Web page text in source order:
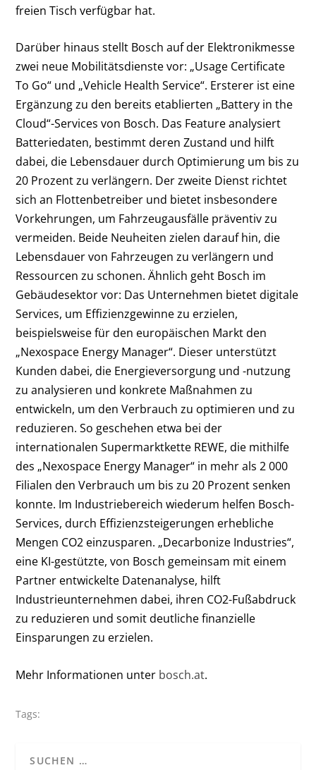
freien Tisch verfügbar hat.
Darüber hinaus stellt Bosch auf der Elektronikmesse
zwei neue Mobilitätsdienste vor: „Usage Certificate
To Go“ und „Vehicle Health Service“. Ersterer ist eine
Ergänzung zu den bereits etablierten „Battery in the
Cloud“-Services von Bosch. Das Feature analysiert
Batteriedaten, bestimmt deren Zustand und hilft
dabei, die Lebensdauer durch Optimierung um bis zu
20 Prozent zu verlängern. Der zweite Dienst richtet
sich an Flottenbetreiber und bietet insbesondere
Vorkehrungen, um Fahrzeugausfälle präventiv zu
vermeiden. Beide Neuheiten zielen darauf hin, die
Lebensdauer von Fahrzeugen zu verlängern und
Ressourcen zu schonen. Ähnlich geht Bosch im
Gebäudesektor vor: Das Unternehmen bietet digitale
Services, um Effizienzgewinne zu erzielen,
beispielsweise für den europäischen Markt den
„Nexospace Energy Manager“. Dieser unterstützt
Kunden dabei, die Energieversorgung und -nutzung
zu analysieren und konkrete Maßnahmen zu
entwickeln, um den Verbrauch zu optimieren und zu
reduzieren. So geschehen etwa bei der
internationalen Supermarktkette REWE, die mithilfe
des „Nexospace Energy Manager“ in mehr als 2 000
Filialen den Verbrauch um bis zu 20 Prozent senken
konnte. Im Industriebereich wiederum helfen Bosch-
Services, durch Effizienzsteigerungen erhebliche
Mengen CO2 einzusparen. „Decarbonize Industries“,
eine KI-gestützte, von Bosch gemeinsam mit einem
Partner entwickelte Datenanalyse, hilft
Industrieunternehmen dabei, ihren CO2-Fußabdruck
zu reduzieren und somit deutliche finanzielle
Einsparungen zu erzielen.
Mehr Informationen unter bosch.at.
Tags: